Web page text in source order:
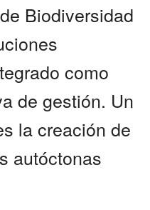
Biodiversidad
como
de gestión. Un
la creación de
autóctonas